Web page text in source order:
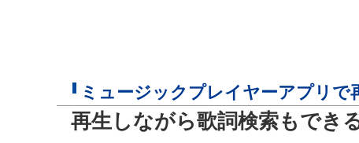
ミュージックプレイヤーアプリで
再生しながら歌詞検索もできる